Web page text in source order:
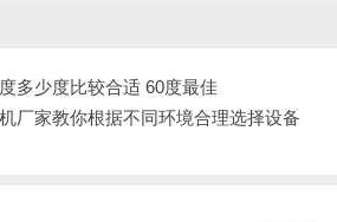
多少度比较合适 60度最佳
厂家教你根据不同环境合理选择设备